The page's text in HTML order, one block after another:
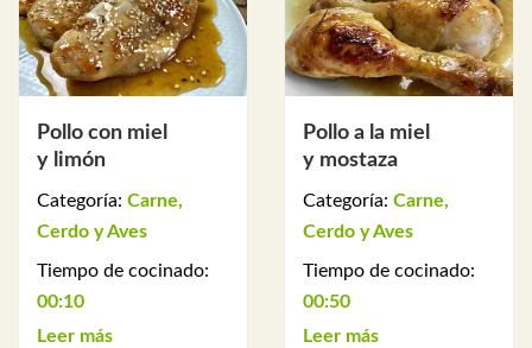
Pollo con miel
y limón
Categoría: Carne,
Cerdo y Aves
Tiempo de cocinado:
00:10
Leer más
Pollo a la miel
y mostaza
Categoría: Carne,
Cerdo y Aves
Tiempo de cocinado:
00:50
Leer más